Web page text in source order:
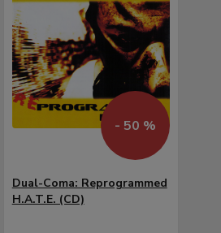
- 50 %
Dual-Coma: Reprogrammed
H.A.T.E. (CD)